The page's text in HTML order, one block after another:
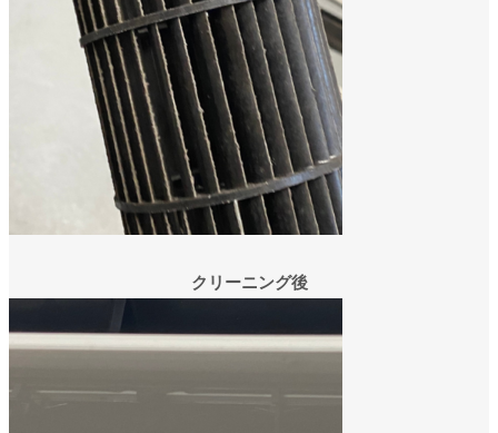
クリーニング後